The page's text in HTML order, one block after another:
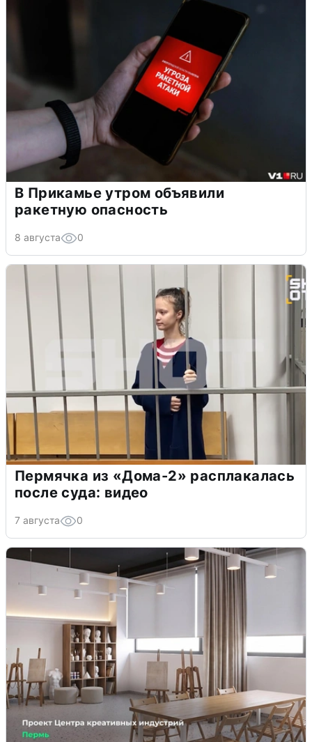
В Прикамье утром объявили
ракетную опасность
8 августа 0
Пермячка из «Дома-2» расплакалась
после суда: видео
7 августа 0